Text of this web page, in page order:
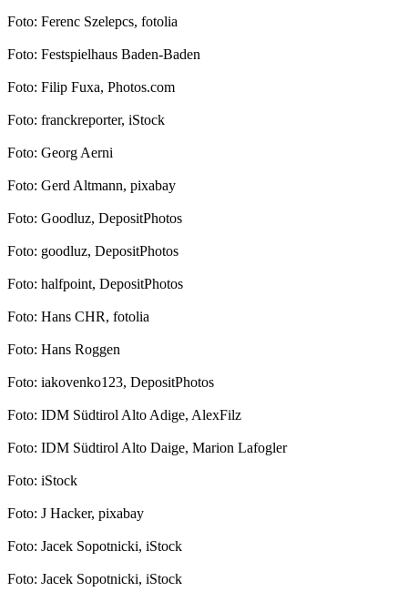
Foto: Ferenc Szelepcs, fotolia
Foto: Festspielhaus Baden-Baden
Foto: Filip Fuxa, Photos.com
Foto: franckreporter, iStock
Foto: Georg Aerni
Foto: Gerd Altmann, pixabay
Foto: Goodluz, DepositPhotos
Foto: goodluz, DepositPhotos
Foto: halfpoint, DepositPhotos
Foto: Hans CHR, fotolia
Foto: Hans Roggen
Foto: iakovenko123, DepositPhotos
Foto: IDM Südtirol Alto Adige, AlexFilz
Foto: IDM Südtirol Alto Daige, Marion Lafogler
Foto: iStock
Foto: J Hacker, pixabay
Foto: Jacek Sopotnicki, iStock
Foto: Jacek Sopotnicki, iStock